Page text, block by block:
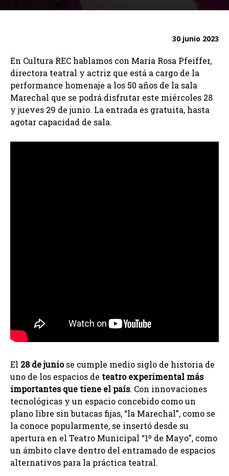
30 junio 2023
En Cultura REC hablamos con María Rosa Pfeiffer,
directora teatral y actriz que está a cargo de la
performance homenaje a los 50 años de la sala
Marechal que se podrá disfrutar este miércoles 28
y jueves 29 de junio. La entrada es gratuita, hasta
agotar capacidad de sala.
El 28 de juniose cumple medio siglo de historia de
uno de los espacios de teatro experimental más
importantes que tiene el país. Con innovaciones
tecnológicas y un espacio concebido como un
plano libre sin butacas fijas, “la Marechal”, como se
la conoce popularmente, se insertó desde su
apertura en el Teatro Municipal “1º de Mayo”, como
un ámbito clave dentro del entramado de espacios
alternativos para la práctica teatral.